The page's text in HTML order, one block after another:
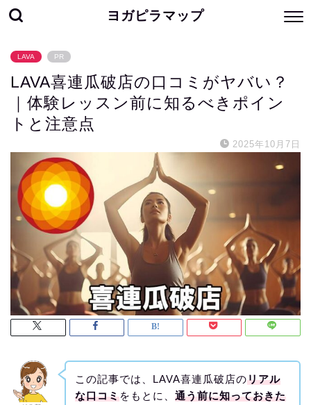
ヨガピラマップ
LAVA PR
LAVA喜連瓜破店の口コミがヤバい？
｜体験レッスン前に知るべきポイン
トと注意点
2025年10月7日
この記事では、LAVA喜連瓜破店のリアル
な口コミをもとに、 通う前に知っておきた